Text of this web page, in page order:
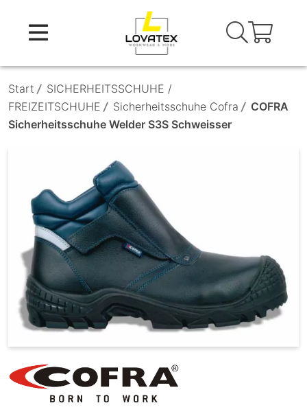
content
Start / SICHERHEITSSCHUHE /
FREIZEITSCHUHE / Sicherheitsschuhe Cofra / COFRA
Sicherheitsschuhe Welder S3S Schweisser